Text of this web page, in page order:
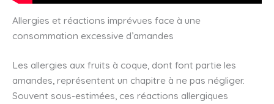
Allergies et réactions imprévues face à une
consommation excessive d’amandes
Les allergies aux fruits à coque, dont font partie les
amandes, représentent un chapitre à ne pas négliger.
Souvent sous-estimées, ces réactions allergiques